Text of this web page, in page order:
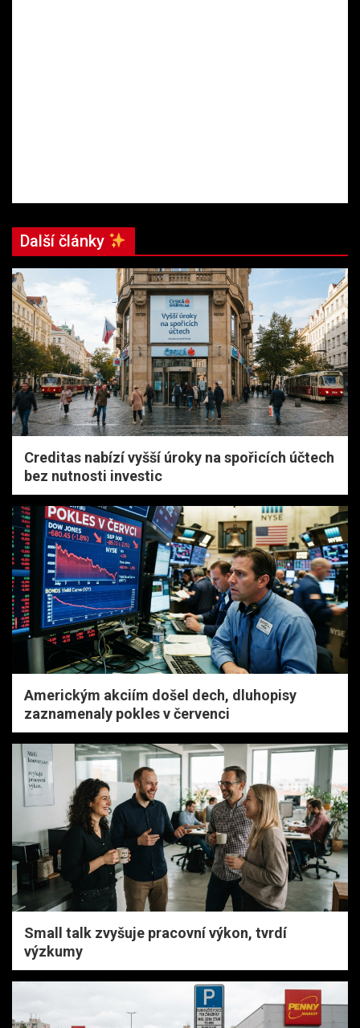
Další články
Creditas nabízí vyšší úroky na spořicích účtech
bez nutnosti investic
Americkým akciím došel dech, dluhopisy
zaznamenaly pokles v červenci
Small talk zvyšuje pracovní výkon, tvrdí
výzkumy